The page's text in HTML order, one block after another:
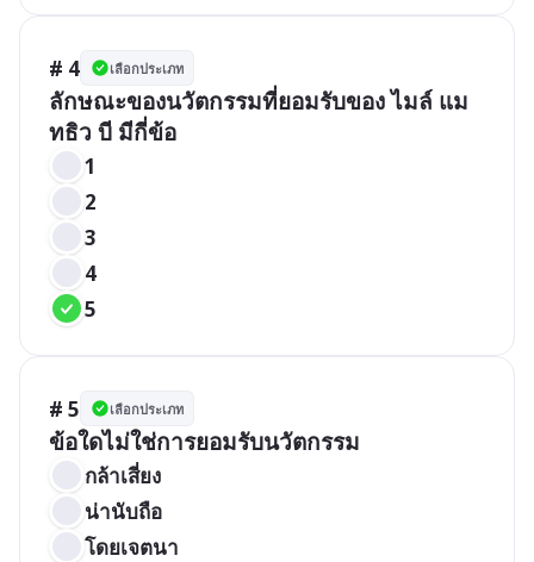
# 4 เลือกประเภท
ลักษณะของนวัตกรรมที่ยอมรับของ ไมล์ แม
ทธิว บี มีกี่ข้อ
1
2
3
4
5
# 5 เลือกประเภท
ข้อใดไม่ใช่การยอมรับนวัตกรรม
กล้าเสี่ยง
น่านับถือ
โดยเจตนา